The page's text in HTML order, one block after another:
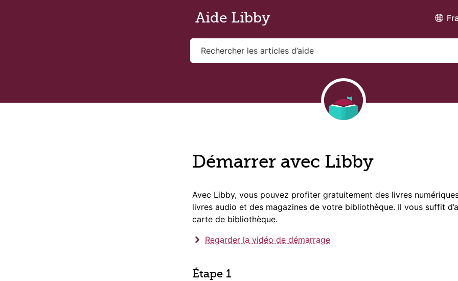
Aide Libby
Démarrer avec Libby
Avec Libby, vous pouvez profiter gratuitement des livres
livres audio et des magazines de votre bibliothèque. Il vous suffit
carte de bibliothèque.
Regarder la vidéo de démarrage
Étape 1